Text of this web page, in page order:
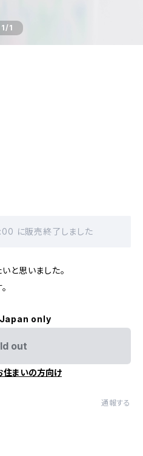
1/1
に販売終了しました
と思いました。
only
out
住まいの方向け
通報する